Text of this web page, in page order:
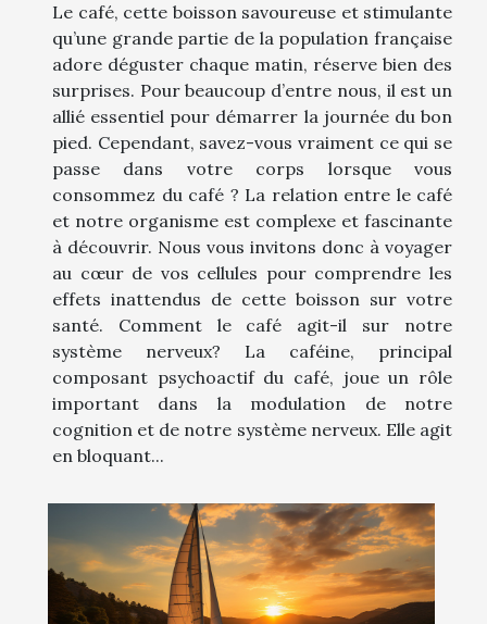
Le café, cette boisson savoureuse et stimulante
qu’une grande partie de la population française
adore déguster chaque matin, réserve bien des
surprises. Pour beaucoup d’entre nous, il est un
allié essentiel pour démarrer la journée du bon
pied. Cependant, savez-vous vraiment ce qui se
passe dans votre corps lorsque vous
consommez du café ? La relation entre le café
et notre organisme est complexe et fascinante
à découvrir. Nous vous invitons donc à voyager
au cœur de vos cellules pour comprendre les
effets inattendus de cette boisson sur votre
santé. Comment le café agit-il sur notre
système nerveux? La caféine, principal
composant psychoactif du café, joue un rôle
important dans la modulation de notre
cognition et de notre système nerveux. Elle agit
en bloquant...